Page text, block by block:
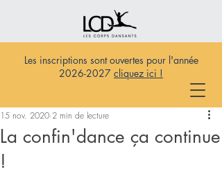
Les inscriptions sont ouvertes pour l'année
2026-2027 cliquez ici !
La confin'dance ça continue
!
15 nov. 2020 2 min de lecture